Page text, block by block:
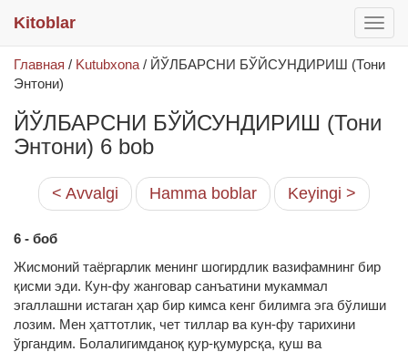
меню
Kitoblar
Главная / Kutubxona / ЙЎЛБАРСНИ БЎЙСУНДИРИШ (Тони
Энтони)
ЙЎЛБАРСНИ БЎЙСУНДИРИШ (Тони
Энтони) 6 bob
< Avvalgi Hamma boblar Keyingi >
6 - боб
Жисмоний таёргарлик менинг шогирдлик вазифамнинг бир
қисми эди. Кун-фу жанговар санъатини мукаммал
эгаллашни истаган ҳар бир кимса кенг билимга эга бўлиши
лозим. Мен ҳаттотлик, чет тиллар ва кун-фу тарихини
ўргандим. Болалигимданоқ қур-қумурсқа, қуш ва